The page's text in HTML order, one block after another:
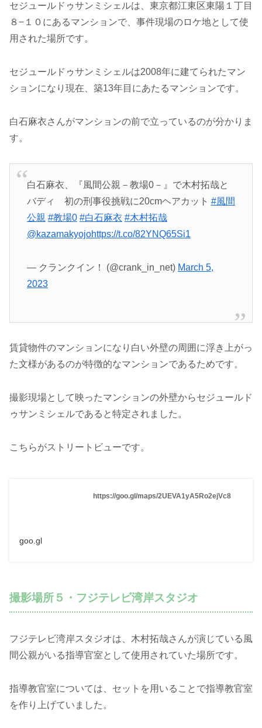
セジュールドゥサンミシェルは、東京都江東区東陽１丁目
８−１０にあるマンションで、事件現場のロケ地として使
用された場所です。
セジュールドゥサンミシェルは2008年に建てられたマン
ションになり現在、築13年目にあたるマンションです。
白石麻衣さんがマンションの前で立っているのが分かりま
す。
白石麻衣、『風間公親－教場0－』で木村拓哉と
バディ 初の刑事役挑戦に20cmヘアカット #風間
公親 #教場0 #白石麻衣 #木村拓哉
@kazamakyojohttps://t.co/82YNQ65Si1
— クランクイン！ (@crank_in_net) March 5,
2023
賃貸物件のマンションになり白い外壁の周囲に浮き上がっ
た文様があるのが特徴的なマンションであるためです。
撮影現場として映ったマンションの外壁からセジュールド
ゥサンミシェルであると特定されました。
こちらがストリートビューです。
https://goo.gl/maps/2UEVA1yA5Ro2ejVc8
goo.gl
撮影場所５・フジテレビ湾岸スタジオ
フジテレビ湾岸スタジオは、木村拓哉さんが演じている風
間公親がいる指導官室として使用されていた場所です。
指導教官室については、セットを用いることで指導教官室
を作り上げていました。